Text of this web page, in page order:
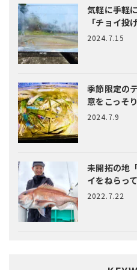
気軽に手軽
「チョイ投
2024.7.15
季節限定の
意をこっそ
2024.7.9
未開拓の地
イをねらっ
2022.7.22